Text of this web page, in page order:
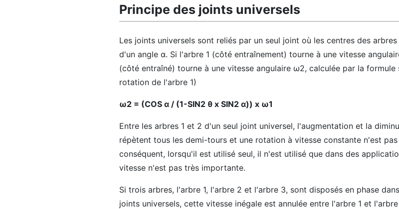
Principe des joints universels
Les joints universels sont reliés par un seul joint où les centres des
d'un angle α. Si l'arbre 1 (côté entraînement) tourne à une vitesse
(côté entraîné) tourne à une vitesse angulaire ω2, calculée par la formule
rotation de l'arbre 1)
ω2 = (COS α / (1-SIN2 θ x SIN2 α)) x ω1
Entre les arbres 1 et 2 d'un seul joint universel, l'augmentation et la
répètent tous les demi-tours et une rotation à vitesse constante n'est
conséquent, lorsqu'il est utilisé seul, il n'est utilisé que dans des
vitesse n'est pas très importante.
Si trois arbres, l'arbre 1, l'arbre 2 et l'arbre 3, sont disposés en phase
joints universels, cette vitesse inégale est annulée entre l'arbre 1 et